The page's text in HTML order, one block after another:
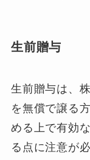
生前贈与
生前贈与は、
を無償で譲る
める上で有効
る点に注意が